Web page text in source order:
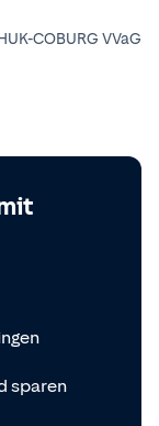
COBURG VVaG
sparen